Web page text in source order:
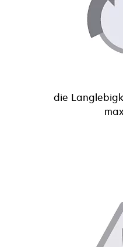
die